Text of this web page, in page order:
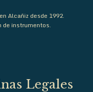
Alcañiz desde 1992.
de instrumentos.
Legales